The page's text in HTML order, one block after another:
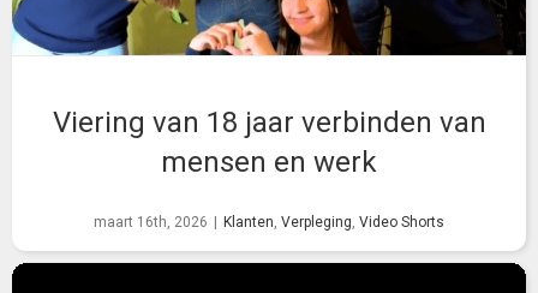
Viering van 18 jaar verbinden van
mensen en werk
maart 16th, 2026 Klanten, Verpleging, Video Shorts